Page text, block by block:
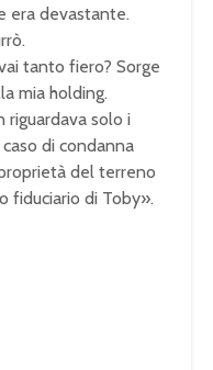
era devastante.
tanto fiero? Sorge
mia holding.
riguardava solo i
di condanna
del terreno
fiduciario di Toby».